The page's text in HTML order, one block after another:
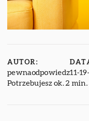
AUTOR:
pewnaodpowiedz11-
Potrzebujesz ok. 2